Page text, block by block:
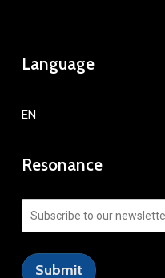
Language
EN
Resonance